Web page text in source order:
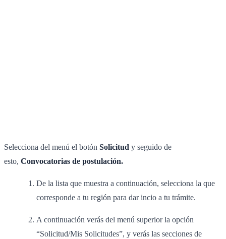
Selecciona del menú el botón Solicitud y seguido de
esto, Convocatorias de postulación.
De la lista que muestra a continuación, selecciona la que
corresponde a tu región para dar incio a tu trámite.
A continuación verás del menú superior la opción
“Solicitud/Mis Solicitudes”, y verás las secciones de